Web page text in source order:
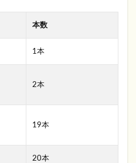
本数
1本
2本
19本
20本